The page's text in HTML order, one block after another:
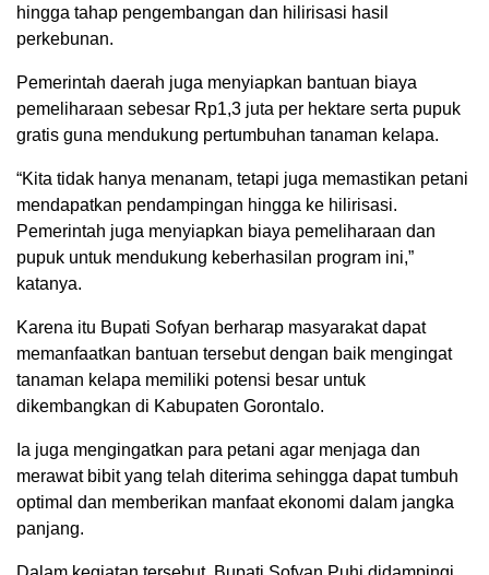
hingga tahap pengembangan dan hilirisasi hasil
perkebunan.
Pemerintah daerah juga menyiapkan bantuan biaya
pemeliharaan sebesar Rp1,3 juta per hektare serta pupuk
gratis guna mendukung pertumbuhan tanaman kelapa.
“Kita tidak hanya menanam, tetapi juga memastikan petani
mendapatkan pendampingan hingga ke hilirisasi.
Pemerintah juga menyiapkan biaya pemeliharaan dan
pupuk untuk mendukung keberhasilan program ini,”
katanya.
Karena itu Bupati Sofyan berharap masyarakat dapat
memanfaatkan bantuan tersebut dengan baik mengingat
tanaman kelapa memiliki potensi besar untuk
dikembangkan di Kabupaten Gorontalo.
Ia juga mengingatkan para petani agar menjaga dan
merawat bibit yang telah diterima sehingga dapat tumbuh
optimal dan memberikan manfaat ekonomi dalam jangka
panjang.